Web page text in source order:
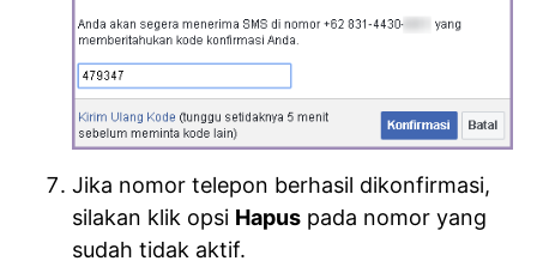
Jika nomor telepon berhasil dikonfirmasi,
silakan klik opsi Hapus pada nomor yang
sudah tidak aktif.